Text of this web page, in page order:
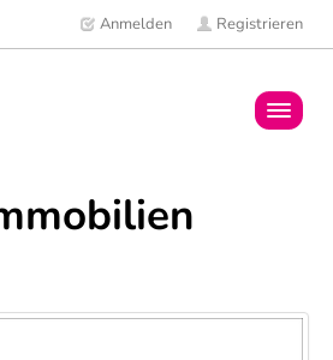
Anmelden Registrieren
Mitglieder